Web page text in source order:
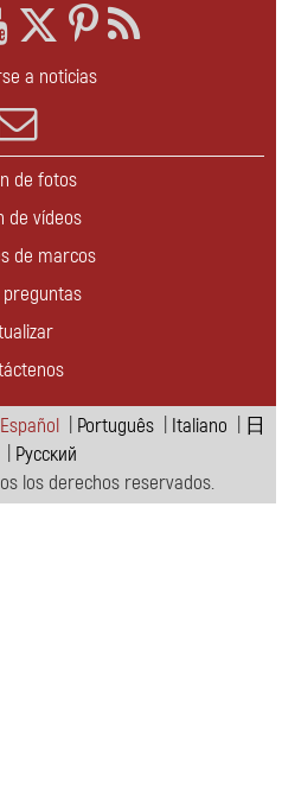
a noticias
de fotos
de vídeos
de marcos
preguntas
Español Português Italiano
日
Pусский
los derechos reservados.